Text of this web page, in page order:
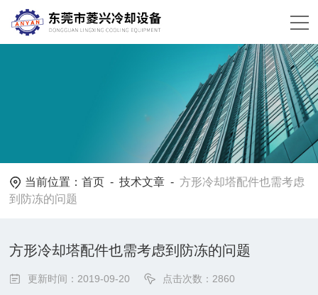
当前位置：首页 -技术文章 -方形冷却塔配件也需考虑
到防冻的问题
方形冷却塔配件也需考虑到防冻的问题
更新时间：2019-09-20 点击次数：2860